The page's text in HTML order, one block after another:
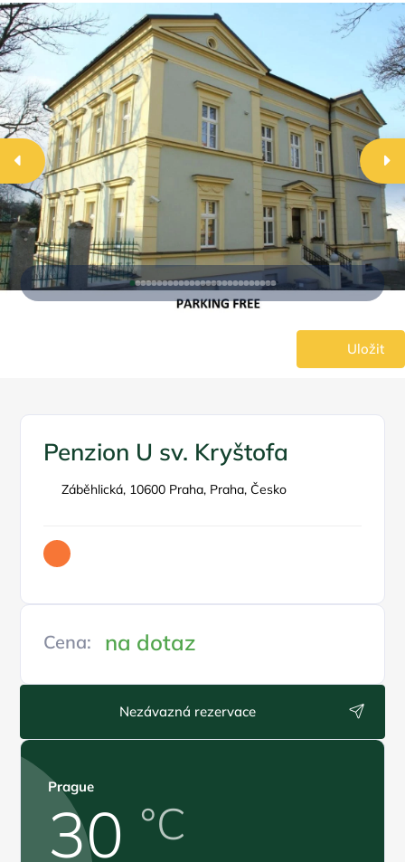
Uložit
Penzion U sv. Kryštofa
Záběhlická, 10600 Praha, Praha, Česko
Cena: na dotaz
Nezávazná rezervace
Prague
30 °C